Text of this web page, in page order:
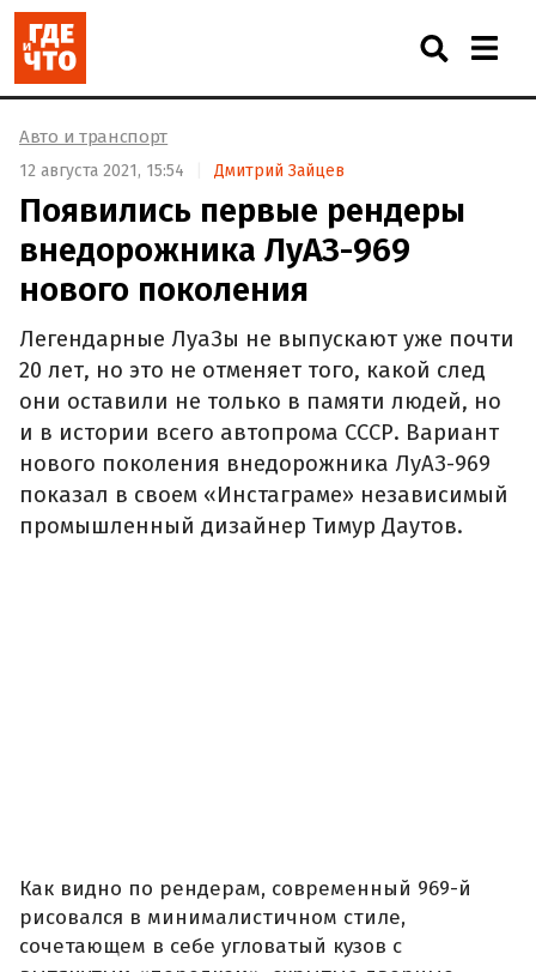
Авто и транспорт
12 августа 2021, 15:54 Дмитрий Зайцев
Появились первые рендеры
внедорожника ЛуАЗ-969
нового поколения
Легендарные ЛуаЗы не выпускают уже почти
20 лет, но это не отменяет того, какой след
они оставили не только в памяти людей, но
и в истории всего автопрома СССР. Вариант
нового поколения внедорожника ЛуАЗ-969
показал в своем «Инстаграме» независимый
промышленный дизайнер Тимур Даутов.
Как видно по рендерам, современный 969-й
рисовался в минималистичном стиле,
сочетающем в себе угловатый кузов с